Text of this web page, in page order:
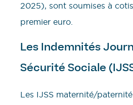
2025), sont soumises à
premier euro.
Les Indemnités
Sécurité Sociale
Les IJSS maternité/